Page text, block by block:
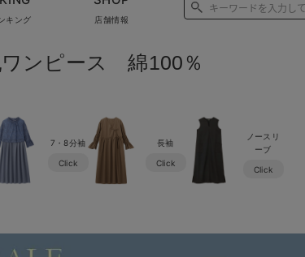
キング 店舗情報
ンピース 綿100％
7・8分袖
Click
長袖
Click
ノースリ
ーブ
Click